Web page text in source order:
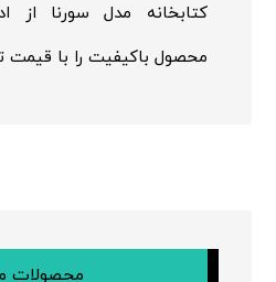
کتابخانه مدل سورنا از
محصول باکیفیت را با قیمت
محصولات